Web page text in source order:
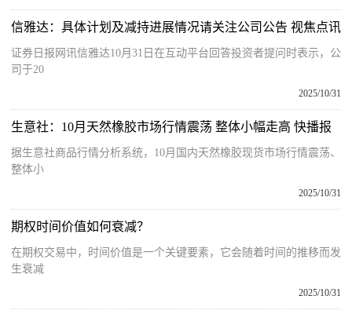
信雅达：具体计划及减持进展情况请关注公司公告 视焦点讯
证券日报网讯信雅达10月31日在互动平台回答投资者提问时表示，公
司于20
2025/10/31
生意社：10月天然橡胶市场行情震荡 整体小幅走高 快播报
据生意社商品行情分析系统，10月国内天然橡胶现货市场行情震荡、
整体小
2025/10/31
期权时间价值如何衰减？
在期权交易中，时间价值是一个关键要素，它会随着时间的推移而发
生衰减
2025/10/31